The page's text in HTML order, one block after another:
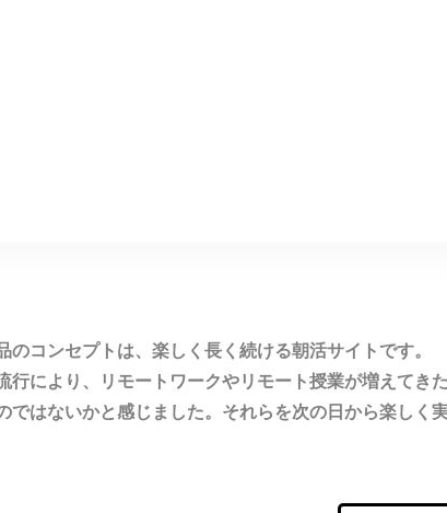
のコンセプトは、楽しく長く続ける朝活サイトです。
行により、リモートワークやリモート授業が増えて
ではないかと感じました。それらを次の日から楽しく